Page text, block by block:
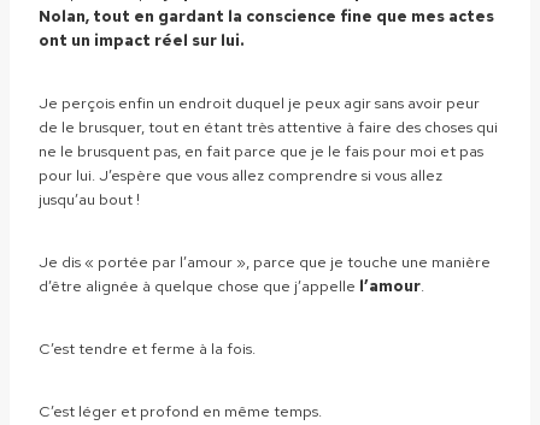
Nolan, tout en gardant la conscience fine que mes actes
ont un impact réel sur lui.
Je perçois enfin un endroit duquel je peux agir sans avoir peur
de le brusquer, tout en étant très attentive à faire des choses qui
ne le brusquent pas, en fait parce que je le fais pour moi et pas
pour lui. J’espère que vous allez comprendre si vous allez
jusqu’au bout !
Je dis « portée par l’amour », parce que je touche une manière
d’être alignée à quelque chose que j’appelle l’amour.
C’est tendre et ferme à la fois.
C’est léger et profond en même temps.